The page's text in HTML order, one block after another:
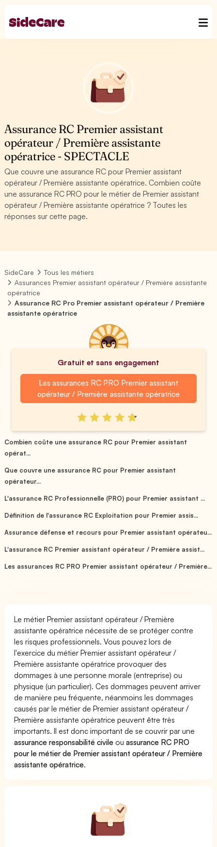
Assurance RC Premier assistant
opérateur / Première assistante
opératrice - SPECTACLE
Que couvre une assurance RC pour Premier assistant
opérateur / Première assistante opératrice. Combien coûte
une assurance RC PRO pour le métier de Premier assistant
opérateur / Première assistante opératrice ? Toutes les
réponses sur cette page.
SideCare
Tous les métiers
Assurances Premier assistant opérateur / Première assistante
opératrice
Assurance RC Pro Premier assistant opérateur / Première
assistante opératrice
Gratuit et sans engagement
Les assurances RC PRO Premier assistant
opérateur / Première assistante opératrice
Combien coûte une assurance RC pour Premier assistant
opérat...
Que couvre une assurance RC pour Premier assistant
opérateur...
L'assurance RC Professionnelle (PRO) pour Premier assistant ...
Définition de l'assurance RC Exploitation pour Premier assis...
Assurance défense et recours pour Premier assistant opérateu...
L'assurance RC Premier assistant opérateur / Première assist...
Les assurances RC PRO Premier assistant opérateur / Première...
Le métier Premier assistant opérateur / Première
assistante opératrice nécessite de se protéger contre
les risques professionnels. Vous pouvez lors de
l'exercice du métier Premier assistant opérateur /
Première assistante opératrice provoquer des
dommages à une personne morale (entreprise) ou
physique (un particulier). Ces dommages peuvent arriver
de manière peu fréquente, néanmoins les dommages
causés par le métier de Premier assistant opérateur /
Première assistante opératrice peuvent être très
importants. Il est donc important de se couvrir par une
assurance responsabilité civile ouassurance RC PRO
pour le métier de Premier assistant opérateur / Première
assistante opératrice.